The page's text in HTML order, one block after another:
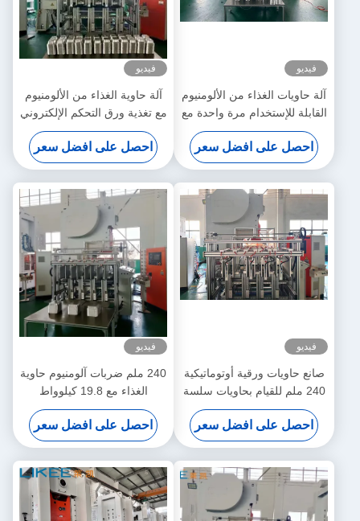
فيديو
آلة حاويات الغذاء من الألومنيوم
القابلة للإستخدام مرة واحدة مع
قالب 3 تجويف و 35-70 ضربة
في الدقيقة في هيكل إطار C
احصل على افضل سعر
فيديو
آلة حاوية الغذاء من الألومنيوم
مع تغذية ورق التحكم الإلكتروني
وآلة واحدة عملية عمل واحدة
احصل على افضل سعر
فيديو
صانع حاويات ورقية أوتوماتيكية
240 ملم للقيام بحاويات سلسة
ودقيقة
احصل على افضل سعر
فيديو
240 ملم ضربات آلومنيوم حاوية
الغذاء مع 19.8 كيلوواط
استهلاك الطاقة و 9000 قطعة /
ساعة القدرة الإنتاجية
احصل على افضل سعر